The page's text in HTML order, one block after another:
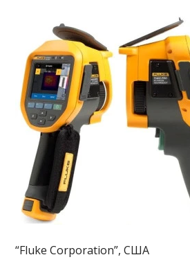
“Fluke Corporation”, США